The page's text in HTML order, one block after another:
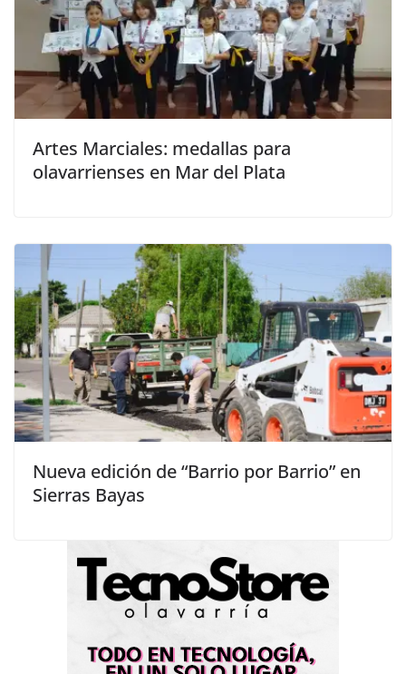
Artes Marciales: medallas para
olavarrienses en Mar del Plata
Nueva edición de “Barrio por Barrio” en
Sierras Bayas